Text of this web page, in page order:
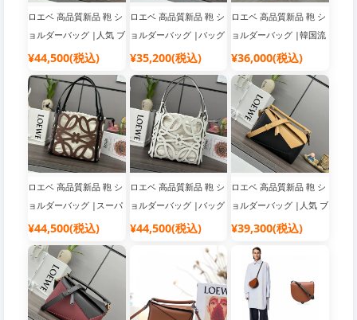
ロエベ 高品質新品 鞄 シ
ョルダーバッグ |人気 ブ
ランド バッグ
¥44,500(税込)
ロエベ 高品質新品 鞄 シ
ョルダーバッグ |バッグ
ブランド レディース
¥35,200(税込)
ロエベ 高品質新品 鞄 シ
ョルダーバッグ |韓国流
行り ブランドバッグ
¥36,000(税込)
ロエベ 高品質新品 鞄 シ
ョルダーバッグ |スーパ
ーコピー 優良サイト
¥44,500(税込)
ロエベ 高品質新品 鞄 シ
ョルダーバッグ |バッグ
ブランド レディース
¥44,500(税込)
ロエベ 高品質新品 鞄 シ
ョルダーバッグ |人気 ブ
ランド バッグ
¥39,300(税込)